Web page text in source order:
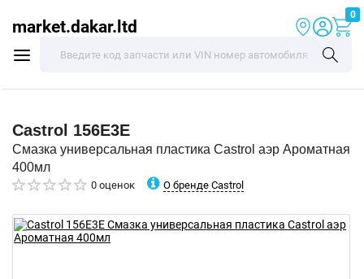
market.dakar.ltd
0
Castrol 156E3E
Смазка универсальная пластика Castrol аэр Ароматная
400мл
0 оценок О бренде Castrol